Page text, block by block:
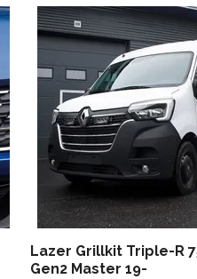
Lazer Grillkit Triple-R
Gen2 Master 19-